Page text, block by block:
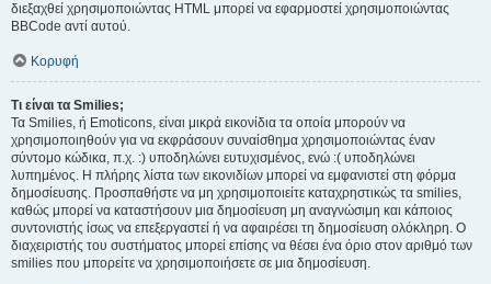
διεξαχθεί χρησιμοποιώντας HTML μπορεί να εφαρμοστεί χρησιμοποιώντας
BBCode αντί αυτού.
Κορυφή
Τι είναι τα Smilies;
Τα Smilies, ή Emoticons, είναι μικρά εικονίδια τα οποία μπορούν να
χρησιμοποιηθούν για να εκφράσουν συναίσθημα χρησιμοποιώντας έναν
σύντομο κώδικα, π.χ. :) υποδηλώνει ευτυχισμένος, ενώ :( υποδηλώνει
λυπημένος. Η πλήρης λίστα των εικονιδίων μπορεί να εμφανιστεί στη φόρμα
δημοσίευσης. Προσπαθήστε να μη χρησιμοποιείτε καταχρηστικώς τα smilies,
καθώς μπορεί να καταστήσουν μια δημοσίευση μη αναγνώσιμη και κάποιος
συντονιστής ίσως να επεξεργαστεί ή να αφαιρέσει τη δημοσίευση ολόκληρη. Ο
διαχειριστής του συστήματος μπορεί επίσης να θέσει ένα όριο στον αριθμό των
smilies που μπορείτε να χρησιμοποιήσετε σε μια δημοσίευση.